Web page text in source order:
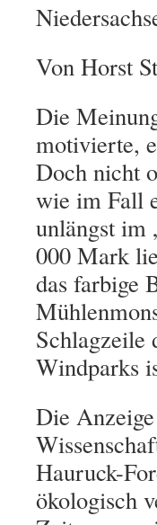
Von Horst
Die
motivierte,
Doch nicht
wie im Fall
unlängst im
000 Mark
das farbige
Schlagzeile
Windparks
Die
Hauruck-
ökologisch